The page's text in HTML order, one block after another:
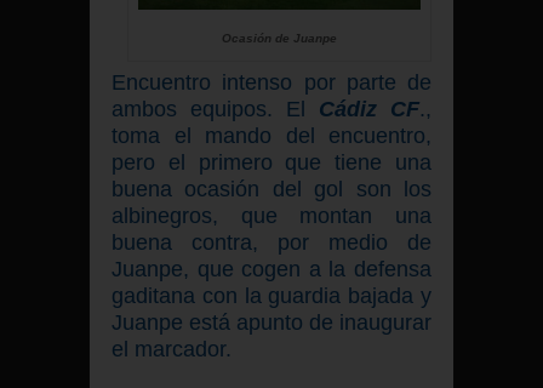
Ocasión de Juanpe
Encuentro intenso por parte de
ambos equipos. El Cádiz CF.,
toma el mando del encuentro,
pero el primero que tiene una
buena ocasión del gol son los
albinegros, que montan una
buena contra, por medio de
Juanpe, que cogen a la defensa
gaditana con la guardia bajada y
Juanpe está apunto de inaugurar
el marcador.